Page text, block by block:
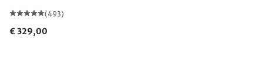
(493)
€ 329,00